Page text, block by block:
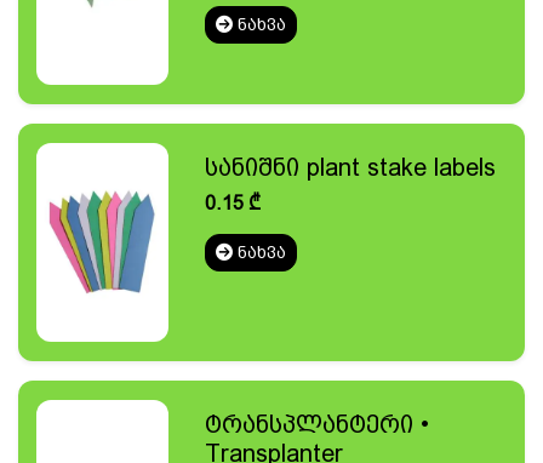
ᲜᲐᲮᲕᲐ
სანიშნი plant stake labels
0.15₾
ᲜᲐᲮᲕᲐ
ტრანსპლანტერი •
Transplanter